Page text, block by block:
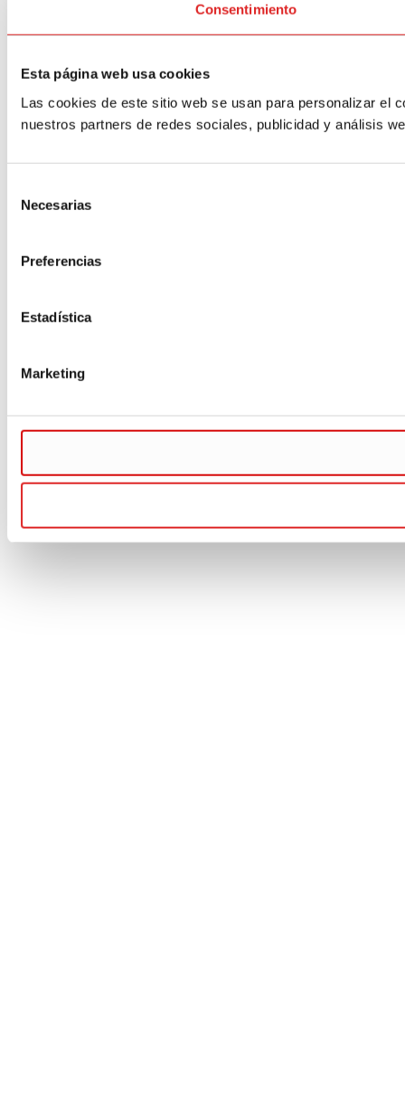
Consentimiento
Esta página web usa cookies
Las cookies de este sitio web se usan para personalizar el
nuestros partners de redes sociales, publicidad y análisis
Necesarias
Preferencias
Estadística
Marketing